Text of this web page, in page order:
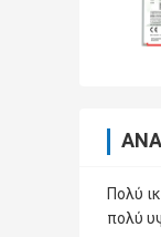
Πολύ
πολύ